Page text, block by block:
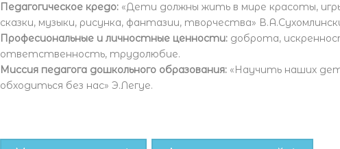
Педагогическое кредо:«Дети должны жить в мире красоты,
сказки, музыки, рисунка, фантазии, творчества»
Професиональные и личностные ценности:доброта,
ответственность, трудолюбие.
Миссия педагога дошкольного образования:«Научить наших
обходиться без нас» Э.Легуе.